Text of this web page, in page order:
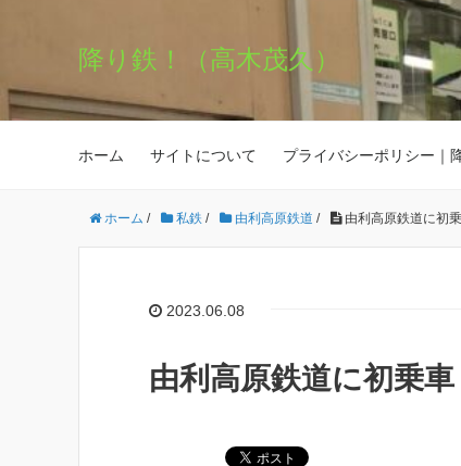
降り鉄！（高木茂久）
ホーム サイトについて プライバシーポリシー｜
ホーム / 私鉄 / 由利高原鉄道 / 由利高原鉄道に初
2023.06.08
由利高原鉄道に初乗